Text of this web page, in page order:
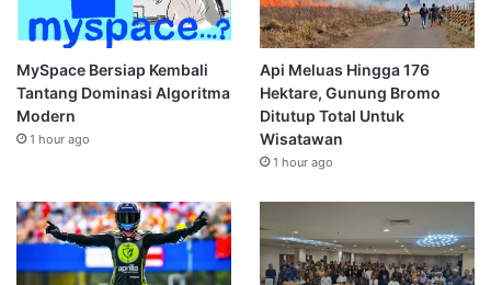
MySpace Bersiap Kembali
Tantang Dominasi Algoritma
Modern
1 hour ago
Api Meluas Hingga 176
Hektare, Gunung Bromo
Ditutup Total Untuk
Wisatawan
1 hour ago